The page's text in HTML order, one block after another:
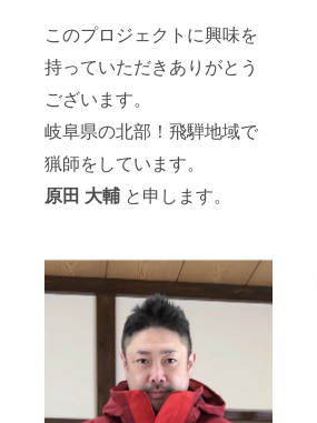
このプロジェクトに興味を
持っていただきありがとう
ございます。
岐阜県の北部！飛騨地域で
猟師をしています。
原田 大輔 と申します。